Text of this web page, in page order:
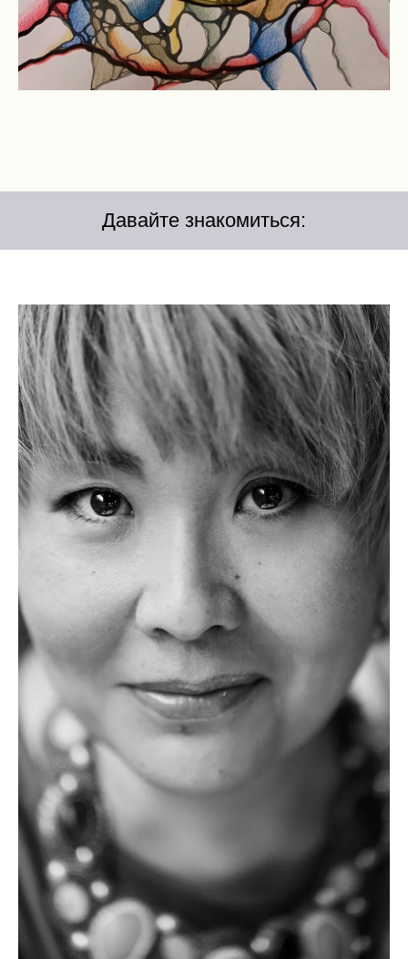
Давайте знакомиться: